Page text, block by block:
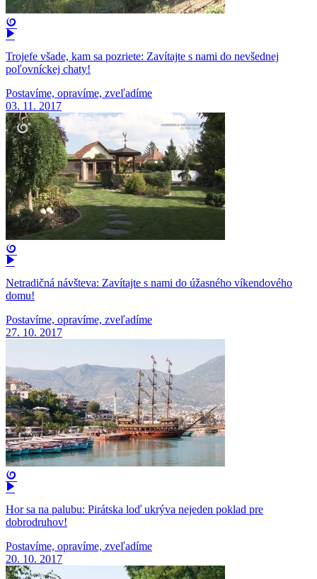
Trojefe všade, kam sa pozriete: Zavítajte s nami do nevšednej
poľovníckej chaty!
Postavíme, opravíme, zveľadíme
03. 11. 2017
Netradičná návšteva: Zavítajte s nami do úžasného víkendového
domu!
Postavíme, opravíme, zveľadíme
27. 10. 2017
Hor sa na palubu: Pirátska loď ukrýva nejeden poklad pre
dobrodruhov!
Postavíme, opravíme, zveľadíme
20. 10. 2017